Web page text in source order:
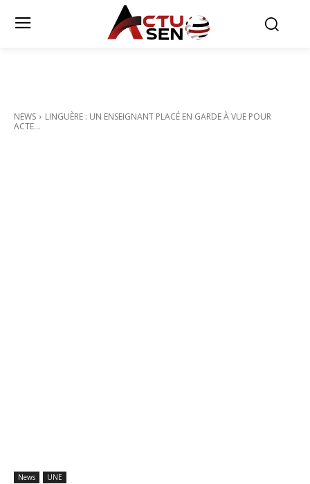
NEWS
LINGUÈRE : UN ENSEIGNANT PLACÉ EN GARDE À VUE POUR
ACTE...
News UNE